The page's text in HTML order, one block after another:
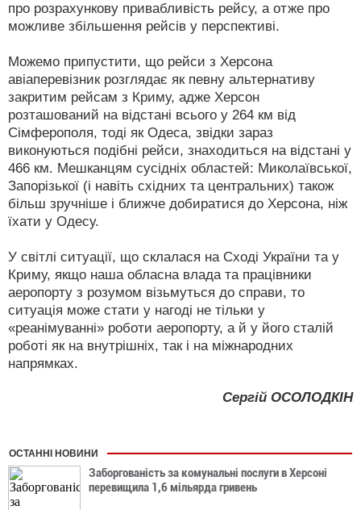
про розрахункову привабливість рейсу, а отже про
можливе збільшення рейсів у перспективі.
Можемо припустити, що рейси з Херсона
авіаперевізник розглядає як певну альтернативу
закритим рейсам з Криму, адже Херсон
розташований на відстані всього у 264 км від
Сімферополя, тоді як Одеса, звідки зараз
виконуються подібні рейси, знаходиться на відстані у
466 км. Мешканцям сусідніх областей: Миколаївської,
Запорізької (і навіть східних та центральних) також
більш зручніше і ближче добиратися до Херсона, ніж
їхати у Одесу.
У світлі ситуації, що склалася на Сході України та у
Криму, якщо наша обласна влада та працівники
аеропорту з розумом візьмуться до справи, то
ситуація може стати у нагоді не тільки у
«реанімуванні» роботи аеропорту, а й у його сталій
роботі як на внутрішніх, так і на міжнародних
напрямках.
Сергій ОСОЛОДКІН
ОСТАННІ НОВИНИ
Заборгованість за комунальні послуги в Херсоні
перевищила 1,6 мільярда гривень